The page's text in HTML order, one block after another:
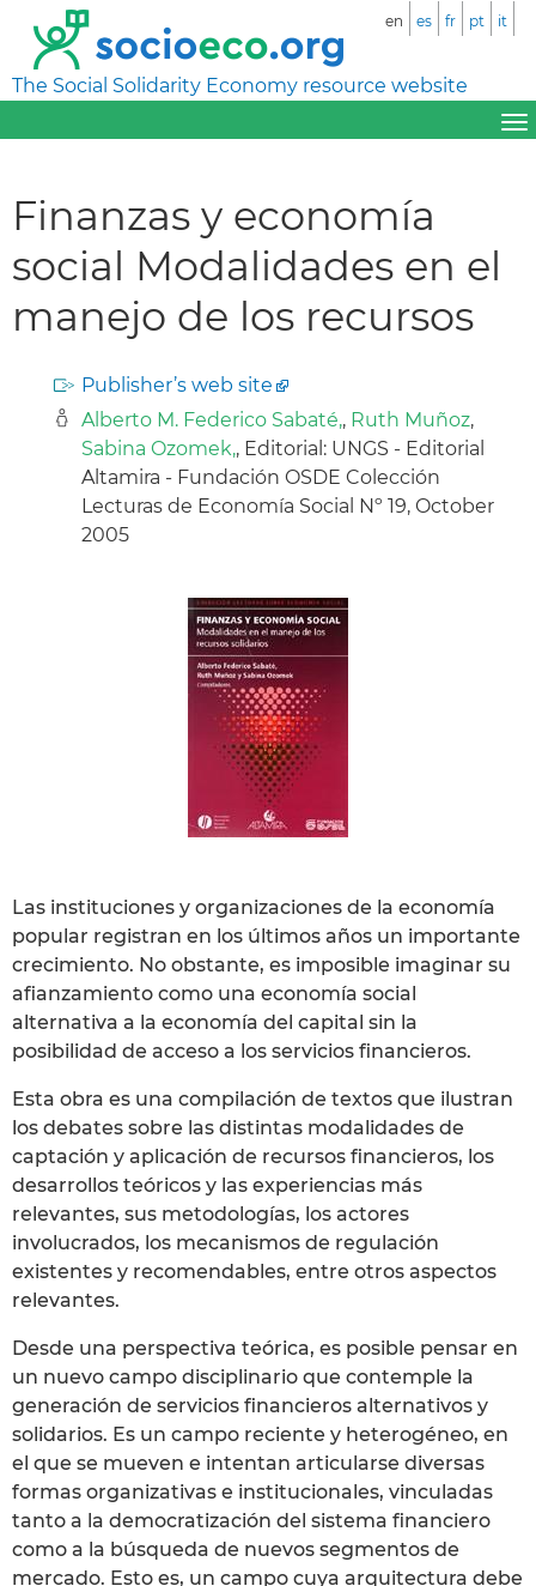
The Social Solidarity Economy resource website
en es fr pt it
Finanzas y economía
social Modalidades en el
manejo de los recursos
Publisher’s web site
Alberto M. Federico Sabaté,, Ruth Muñoz,
Sabina Ozomek,, Editorial: UNGS - Editorial
Altamira - Fundación OSDE Colección
Lecturas de Economía Social Nº 19, October
2005
Las instituciones y organizaciones de la economía
popular registran en los últimos años un importante
crecimiento. No obstante, es imposible imaginar su
afianzamiento como una economía social
alternativa a la economía del capital sin la
posibilidad de acceso a los servicios financieros.
Esta obra es una compilación de textos que ilustran
los debates sobre las distintas modalidades de
captación y aplicación de recursos financieros, los
desarrollos teóricos y las experiencias más
relevantes, sus metodologías, los actores
involucrados, los mecanismos de regulación
existentes y recomendables, entre otros aspectos
relevantes.
Desde una perspectiva teórica, es posible pensar en
un nuevo campo disciplinario que contemple la
generación de servicios financieros alternativos y
solidarios. Es un campo reciente y heterogéneo, en
el que se mueven e intentan articularse diversas
formas organizativas e institucionales, vinculadas
tanto a la democratización del sistema financiero
como a la búsqueda de nuevos segmentos de
mercado. Esto es, un campo cuya arquitectura debe